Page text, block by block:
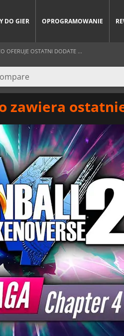
DO GIER OPROGRAMOWANIE
OFERUJE OSTATNI DODATE ...
zawiera